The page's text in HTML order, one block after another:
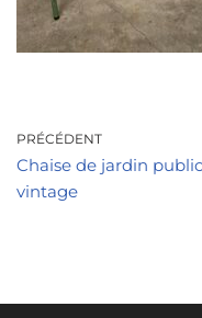
PRÉCÉDENT
Chaise de jardin public
vintage